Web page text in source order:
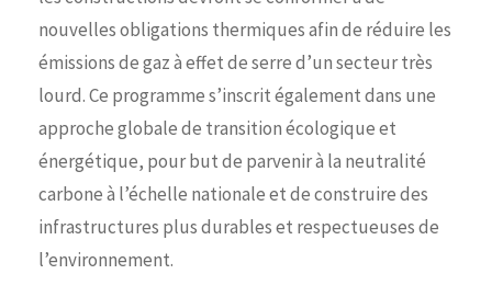
nouvelles obligations thermiques afin de réduire les
émissions de gaz à effet de serre d’un secteur très
lourd. Ce programme s’inscrit également dans une
approche globale de transition écologique et
énergétique, pour but de parvenir à la neutralité
carbone à l’échelle nationale et de construire des
infrastructures plus durables et respectueuses de
l’environnement.